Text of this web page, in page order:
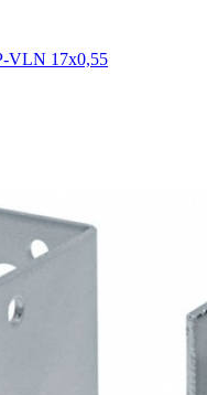
VLN 17х0,55